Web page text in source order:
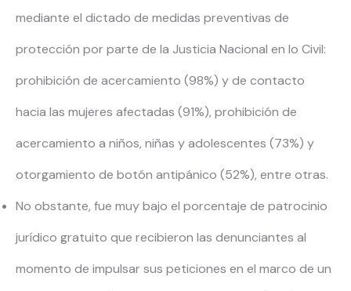
mediante el dictado de medidas preventivas de
protección por parte de la Justicia Nacional en lo Civil:
prohibición de acercamiento (98%) y de contacto
hacia las mujeres afectadas (91%), prohibición de
acercamiento a niños, niñas y adolescentes (73%) y
otorgamiento de botón antipánico (52%), entre otras.
No obstante, fue muy bajo el porcentaje de patrocinio
jurídico gratuito que recibieron las denunciantes al
momento de impulsar sus peticiones en el marco de un